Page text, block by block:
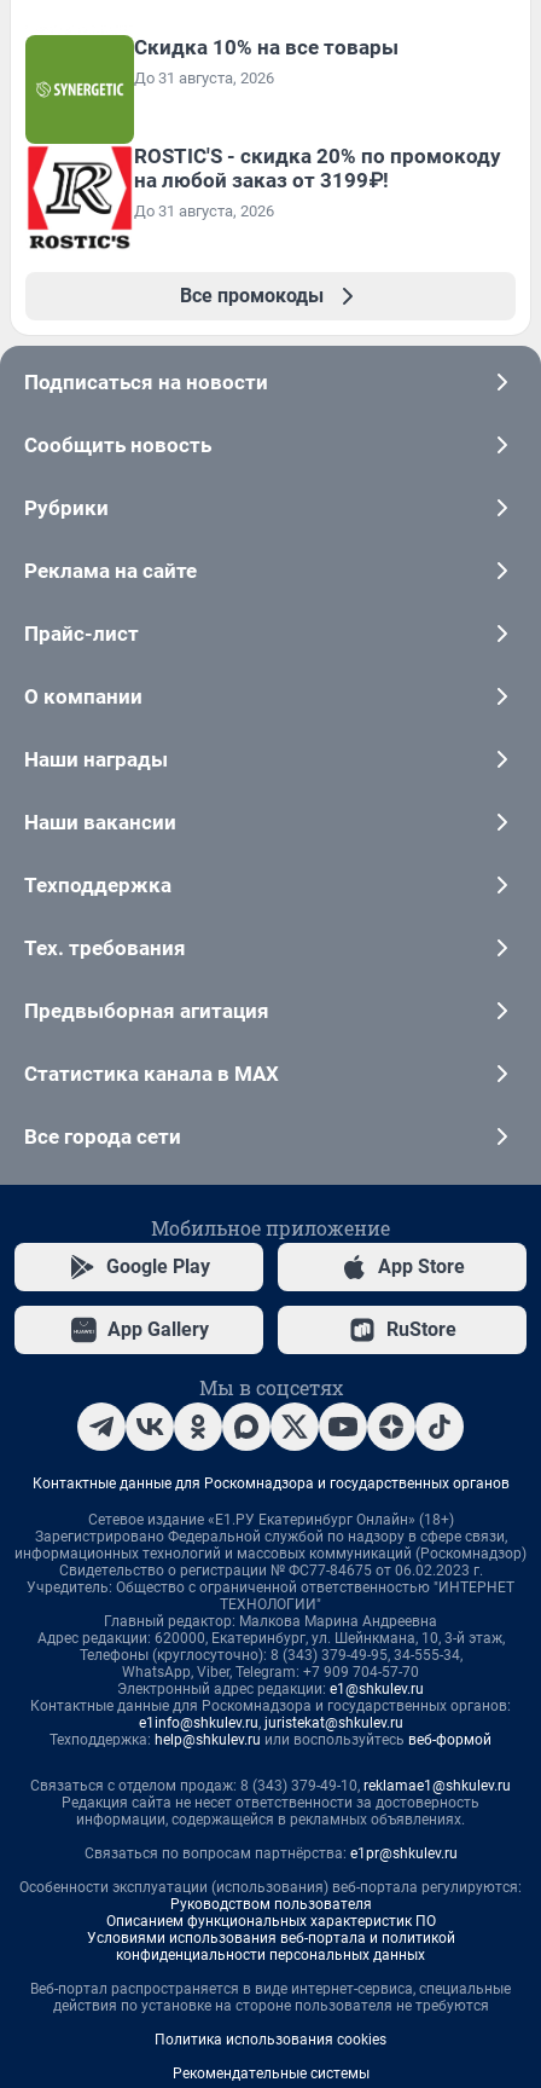
Скидка 10% на все товары
До 31 августа, 2026
ROSTIC'S - скидка 20% по промокоду
на любой заказ от 3199₽!
До 31 августа, 2026
Все промокоды
Подписаться на новости
Сообщить новость
Рубрики
Реклама на сайте
Прайс-лист
О компании
Наши награды
Наши вакансии
Техподдержка
Тех. требования
Предвыборная агитация
Статистика канала в MAX
Все города сети
Мобильное приложение
Google Play App Store
App Gallery RuStore
Мы в соцсетях
Контактные данные для Роскомнадзора и государственных органов
Сетевое издание «Е1.РУ Екатеринбург Онлайн» (18+)
Зарегистрировано Федеральной службой по надзору в сфере связи,
информационных технологий и массовых коммуникаций (Роскомнадзор)
Свидетельство о регистрации № ФС77-84675 от 06.02.2023 г.
Учредитель: Общество с ограниченной ответственностью "ИНТЕРНЕТ
ТЕХНОЛОГИИ"
Главный редактор: Малкова Марина Андреевна
Адрес редакции: 620000, Екатеринбург, ул. Шейнкмана, 10, 3-й этаж,
Телефоны (круглосуточно): 8 (343) 379-49-95, 34-555-34,
WhatsApp, Viber, Telegram: +7 909 704-57-70
Электронный адрес редакции: e1@shkulev.ru
Контактные данные для Роскомнадзора и государственных органов:
e1info@shkulev.ru, juristekat@shkulev.ru
Техподдержка: help@shkulev.ru или воспользуйтесь веб-формой
Связаться с отделом продаж: 8 (343) 379-49-10, reklamae1@shkulev.ru
Редакция сайта не несет ответственности за достоверность
информации, содержащейся в рекламных объявлениях.
Связаться по вопросам партнёрства: e1pr@shkulev.ru
Особенности эксплуатации (использования) веб-портала регулируются:
Руководством пользователя
Описанием функциональных характеристик ПО
Условиями использования веб-портала и политикой
конфиденциальности персональных данных
Веб-портал распространяется в виде интернет-сервиса, специальные
действия по установке на стороне пользователя не требуются
Политика использования cookies
Рекомендательные системы